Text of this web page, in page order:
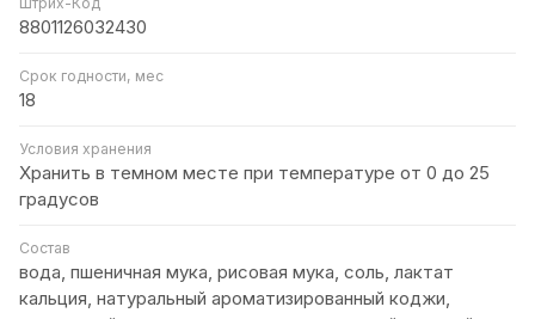
8801126032430
Срок годности, мес
18
Условия хранения
Хранить в темном месте при температуре от 0 до 25
градусов
Состав
вода, пшеничная мука, рисовая мука, соль, лактат
кальция, натуральный ароматизированный коджи,